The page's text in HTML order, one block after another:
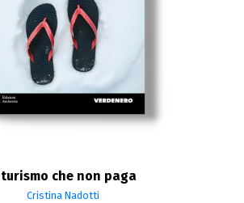
che non paga
Cristina Nadotti